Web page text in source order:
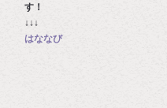
↓↓↓
はななび